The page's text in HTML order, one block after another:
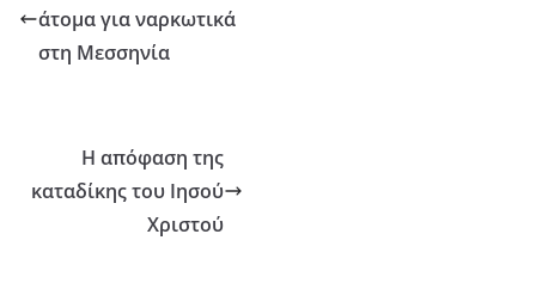
άτομα για ναρκωτικά
στη Μεσσηνία
Η απόφαση της
καταδίκης του Ιησού
Χριστού